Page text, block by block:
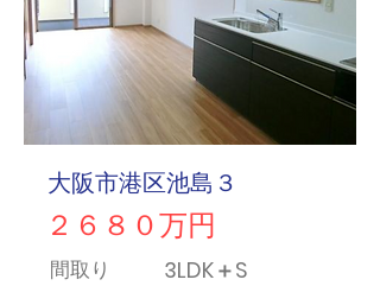
大阪市港区池島３
２６８０万円
間取り
3LDK＋S